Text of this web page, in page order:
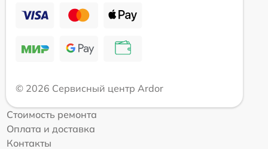
© 2026 Сервисный центр Ardor
Стоимость ремонта
Оплата и доставка
Контакты